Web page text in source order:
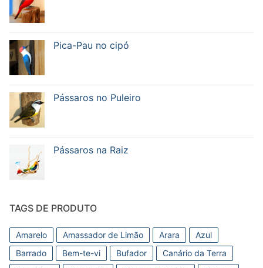
Pica-Pau no cipó
Pássaros no Puleiro
Pássaros na Raiz
TAGS DE PRODUTO
Amarelo Amassador de Limão Arara
Azul
Barrado
Bem-te-vi Bufador
Canário da Terra